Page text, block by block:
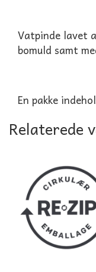
Vatpinde lavet
bomuld samt
En pakke
Relaterede